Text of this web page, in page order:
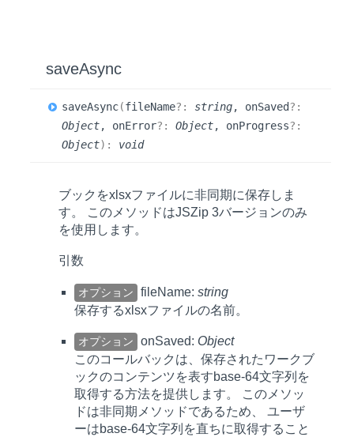
saveAsync
saveAsync(fileName?: string, onSaved?:
Object, onError?: Object, onProgress?:
Object) : void
ブックをxlsxファイルに非同期に保存しま
す。 このメソッドはJSZip 3バージョンのみ
を使用します。
引数
オプション fileName: string
保存するxlsxファイルの名前。
オプション onSaved: Object
このコールバックは、保存されたワークブ
ックのコンテンツを表すbase-64文字列を
取得する方法を提供します。 このメソッ
ドは非同期メソッドであるため、 ユーザ
ーはbase-64文字列を直ちに取得すること